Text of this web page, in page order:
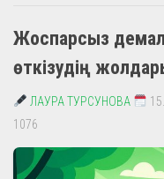
Жоспарсыз
өткізудің
ЛАУРА ТУРСУНОВА
1076